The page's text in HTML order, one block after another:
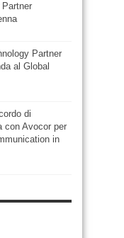
Partner
al Global
di
con Avocor per
in